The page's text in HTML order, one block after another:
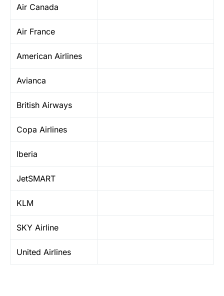
Air Canada
Air France
American Airlines
Avianca
British Airways
Copa Airlines
Iberia
JetSMART
KLM
SKY Airline
United Airlines